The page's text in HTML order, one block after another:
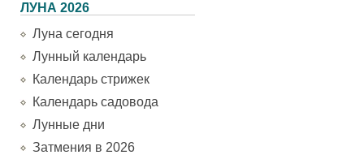
ЛУНА 2026
Луна сегодня
Лунный календарь
Календарь стрижек
Календарь садовода
Лунные дни
Затмения в 2026